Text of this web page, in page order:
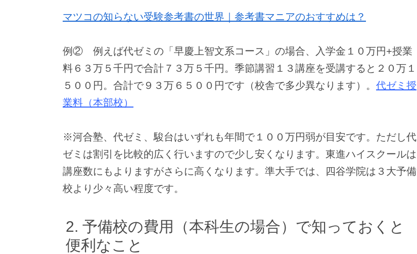
マツコの知らない受験参考書の世界｜参考書マニアのおすすめは？
例② 例えば代ゼミの「早慶上智文系コース」の場合、入学金１０万円+授業
料６３万５千円で合計７３万５千円。季節講習１３講座を受講すると２０万１
５００円。合計で９３万６５００円です（校舎で多少異なります）。 代ゼミ授
業料（本部校）
※河合塾、代ゼミ、駿台はいずれも年間で１００万円弱が目安です。ただし代
ゼミは割引を比較的広く行いますので少し安くなります。東進ハイスクールは
講座数にもよりますがさらに高くなります。準大手では、四谷学院は３大予備
校より少々高い程度です。
予備校の費用（本科生の場合）で知っておくと
便利なこと